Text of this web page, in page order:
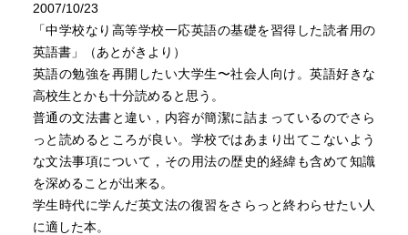
る。"You should paint it a thought brighter."（君は心持ち明
るく描いた方がよい）(p.170)とかが面白いかなあ。ドリカ
ムの女の人のドキュメンタリーでニューヨークのスタジオ
かなんかで現地の人に、音量？かなんかの調整で"Just a
hair!"と言って、ほんの少しだけ音量を調整しろと言ってた
のを思い出した。ofとして、「前置詞ofは『年齢』『色彩』
『形状』『寸法』『有用性』等を表す語が保護となる場合
にはしばしば省略される」(p.214)のof。They are (of) the
same age.とかHe is (of) much help to her.とか。続けて前
置詞の話だと、p.204の"He bought the book at five
2007/10/23
「中学校なり高等学校一応英語の基礎を習得した読者用の
英語書」（あとがきより）
英語の勉強を再開したい大学生〜社会人向け。英語好きな
高校生とかも十分読めると思う。
普通の文法書と違い，内容が簡潔に詰まっているのでさら
っと読めるところが良い。学校ではあまり出てこないよう
な文法事項について，その用法の歴史的経緯も含めて知識
を深めることが出来る。
学生時代に学んだ英文法の復習をさらっと終わらせたい人
に適した本。